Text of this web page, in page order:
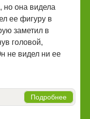
но она видела
ее фигуру в
заметил в
головой,
не видел ни ее
Подробнее